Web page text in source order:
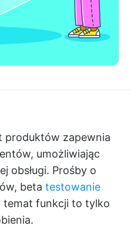
produktów zapewnia
umożliwiając
obsługi. Prośby o
beta testowanie
temat funkcji to tylko